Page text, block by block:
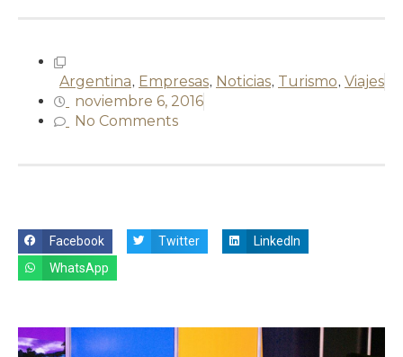
Argentina, Empresas, Noticias, Turismo, Viajes
noviembre 6, 2016
No Comments
Facebook Twitter
LinkedIn
WhatsApp